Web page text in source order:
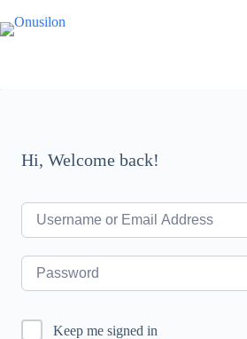
to
content
Hi, Welcome back!
Keep me signed in